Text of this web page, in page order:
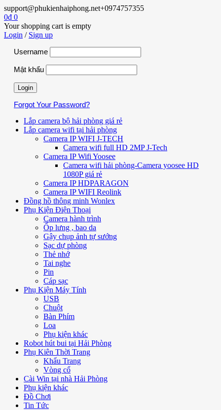
support@phukienhaiphong.net+0974757355
0₫ 0
Your shopping cart is empty
Login / Sign up
Username
Mật khẩu
Forgot Your Password?
Lắp camera bộ hải phòng giá rẻ
Lắp camera wifi tại hải phòng
Camera IP WIFI J-TECH
Camera wifi full HD 2MP J-Tech
Camera IP Wifi Yoosee
Camera wifi hải phòng-Camera yoosee HD
1080P giá rẻ
Camera IP HDPARAGON
Camera IP WIFI Reolink
Đồng hồ thông minh Wonlex
Phụ Kiện Điện Thoại
Camera hành trình
Ốp lưng , bao da
Gậy chụp ảnh tự sướng
Sạc dự phòng
Thẻ nhớ
Tai nghe
Pin
Cáp sạc
Phụ Kiện Máy Tính
USB
Chuột
Bàn Phím
Loa
Phụ kiện khác
Robot hút bui tại Hải Phòng
Phụ Kiên Thời Trang
Khẩu Trang
Vòng cổ
Cài Win tại nhà Hải Phòng
Phụ kiện khác
Đồ Chơi
Tin Tức